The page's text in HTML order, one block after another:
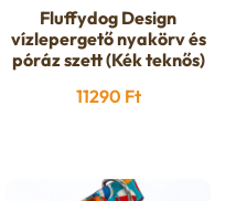
Fluffydog Design
vízlepergető nyakörv és
póráz szett (Kék teknős)
11290 Ft